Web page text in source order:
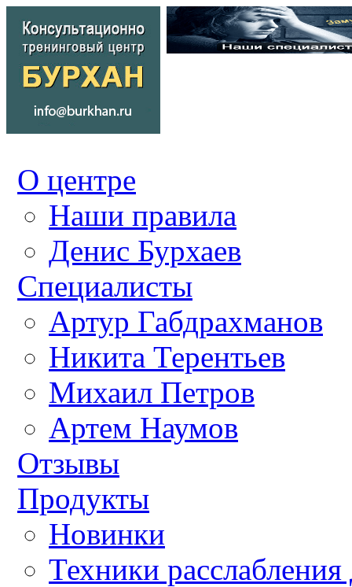
О центре
Наши правила
Денис Бурхаев
Специалисты
Артур Габдрахманов
Никита Терентьев
Михаил Петров
Артем Наумов
Отзывы
Продукты
Новинки
Техники